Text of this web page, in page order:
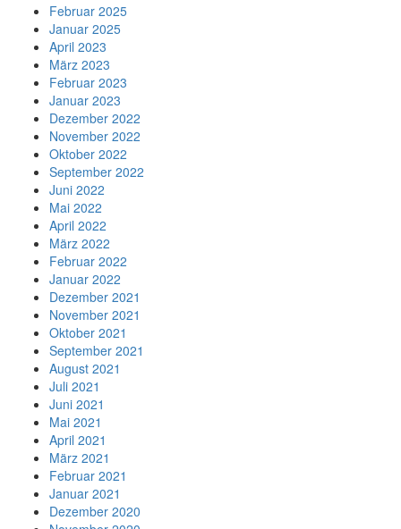
Februar 2025
Januar 2025
April 2023
März 2023
Februar 2023
Januar 2023
Dezember 2022
November 2022
Oktober 2022
September 2022
Juni 2022
Mai 2022
April 2022
März 2022
Februar 2022
Januar 2022
Dezember 2021
November 2021
Oktober 2021
September 2021
August 2021
Juli 2021
Juni 2021
Mai 2021
April 2021
März 2021
Februar 2021
Januar 2021
Dezember 2020